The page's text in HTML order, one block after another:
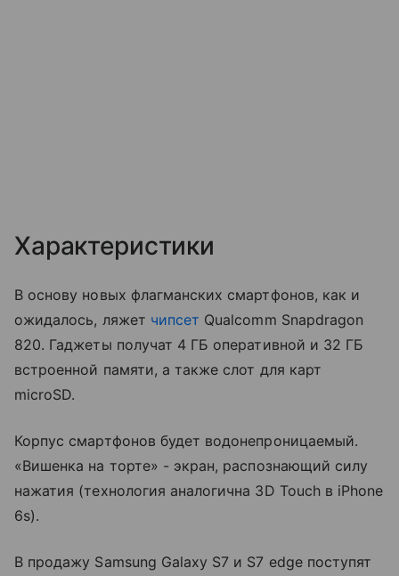
Характеристики
В основу новых флагманских смартфонов, как и
ожидалось, ляжет чипсет Qualcomm Snapdragon
820. Гаджеты получат 4 ГБ оперативной и 32 ГБ
встроенной памяти, а также слот для карт
microSD.
Корпус смартфонов будет водонепроницаемый.
«Вишенка на торте» - экран, распознающий силу
нажатия (технология аналогична 3D Touch в iPhone
6s).
В продажу Samsung Galaxy S7 и S7 edge поступят